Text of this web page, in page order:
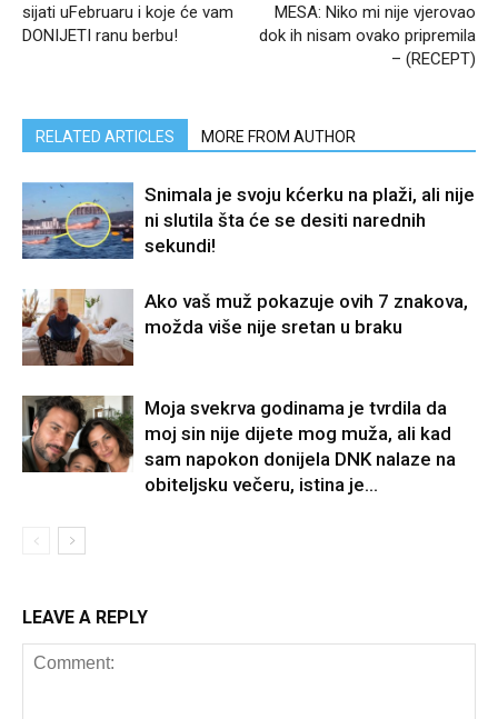
sijati uFebruaru i koje će vam
DONIJETI ranu berbu!
MESA: Niko mi nije vjerovao
dok ih nisam ovako pripremila
– (RECEPT)
RELATED ARTICLES MORE FROM AUTHOR
Snimala je svoju kćerku na plaži, ali nije
ni slutila šta će se desiti narednih
sekundi!
Ako vaš muž pokazuje ovih 7 znakova,
možda više nije sretan u braku
Moja svekrva godinama je tvrdila da
moj sin nije dijete mog muža, ali kad
sam napokon donijela DNK nalaze na
obiteljsku večeru, istina je...
LEAVE A REPLY